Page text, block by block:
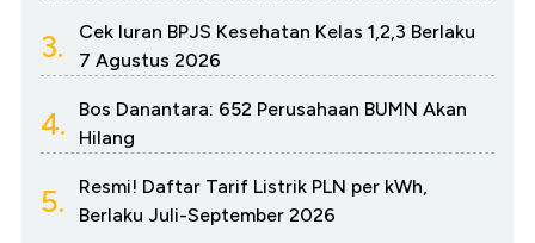
3.
Cek Iuran BPJS Kesehatan Kelas 1,2,3 Berlaku
7 Agustus 2026
4.
Bos Danantara: 652 Perusahaan BUMN Akan
Hilang
5.
Resmi! Daftar Tarif Listrik PLN per kWh,
Berlaku Juli-September 2026